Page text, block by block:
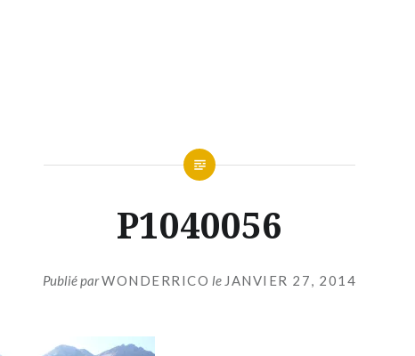
P1040056
Publié parWONDERRICO le JANVIER 27, 2014